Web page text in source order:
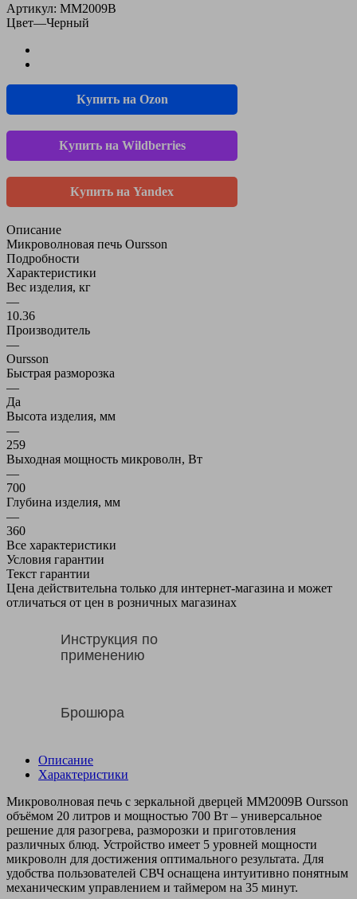
Артикул: MM2009B
Цвет—Черный
Купить на Ozon
Купить на Wildberries
Купить на Yandex
Описание
Микроволновая печь Oursson
Подробности
Характеристики
Вес изделия, кг
—
10.36
Производитель
—
Oursson
Быстрая разморозка
—
Да
Высота изделия, мм
—
259
Выходная мощность микроволн, Вт
—
700
Глубина изделия, мм
—
360
Все характеристики
Условия гарантии
Текст гарантии
Цена действительна только для интернет-магазина и может
отличаться от цен в розничных магазинах
Инструкция по
применению
Брошюра
Описание
Характеристики
Микроволновая печь с зеркальной дверцей MM2009B Oursson
объёмом 20 литров и мощностью 700 Вт – универсальное
решение для разогрева, разморозки и приготовления
различных блюд. Устройство имеет 5 уровней мощности
микроволн для достижения оптимального результата. Для
удобства пользователей СВЧ оснащена интуитивно понятным
механическим управлением и таймером на 35 минут.